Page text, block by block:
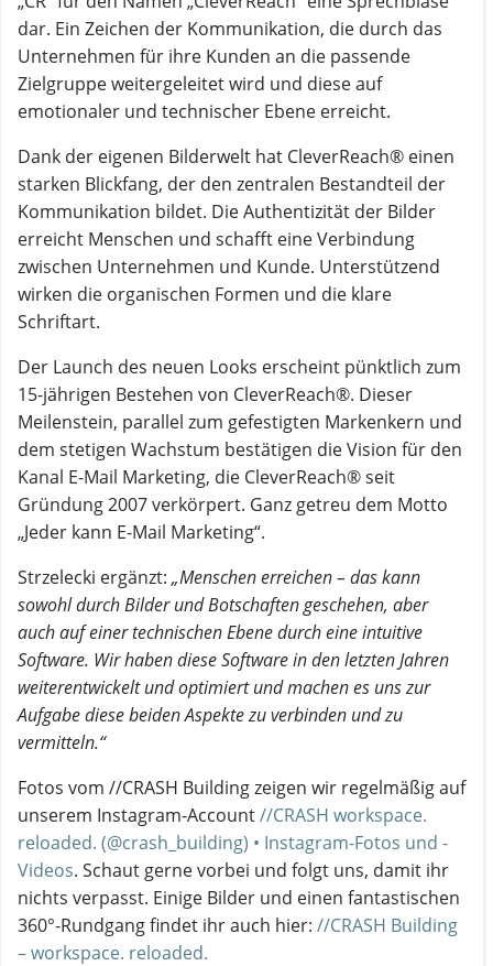
dar. Ein Zeichen der Kommunikation, die durch das
Unternehmen für ihre Kunden an die passende
Zielgruppe weitergeleitet wird und diese auf
emotionaler und technischer Ebene erreicht.
Dank der eigenen Bilderwelt hat CleverReach® einen
starken Blickfang, der den zentralen Bestandteil der
Kommunikation bildet. Die Authentizität der Bilder
erreicht Menschen und schafft eine Verbindung
zwischen Unternehmen und Kunde. Unterstützend
wirken die organischen Formen und die klare
Schriftart.
Der Launch des neuen Looks erscheint pünktlich zum
15-jährigen Bestehen von CleverReach®. Dieser
Meilenstein, parallel zum gefestigten Markenkern und
dem stetigen Wachstum bestätigen die Vision für den
Kanal E-Mail Marketing, die CleverReach® seit
Gründung 2007 verkörpert. Ganz getreu dem Motto
„Jeder kann E-Mail Marketing“.
Strzelecki ergänzt: „Menschen erreichen – das kann
sowohl durch Bilder und Botschaften geschehen, aber
auch auf einer technischen Ebene durch eine intuitive
Software. Wir haben diese Software in den letzten Jahren
weiterentwickelt und optimiert und machen es uns zur
Aufgabe diese beiden Aspekte zu verbinden und zu
vermitteln.“
Fotos vom //CRASH Building zeigen wir regelmäßig auf
unserem Instagram-Account//CRASH workspace.
reloaded. (@crash_building) • Instagram-Fotos und -
Videos. Schaut gerne vorbei und folgt uns, damit ihr
nichts verpasst. Einige Bilder und einen fantastischen
360°-Rundgang findet ihr auch hier: //CRASH Building
– workspace. reloaded.